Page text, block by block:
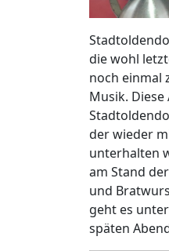
die wohl
noch einmal
Musik.
der wieder
unterhalten
am Stand
und
geht es
späten